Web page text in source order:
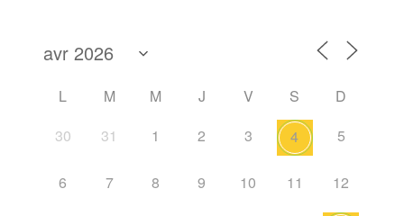
L M M J V S
D
30
31 1 2 3 4 5
6 7 8 9 10 11 12